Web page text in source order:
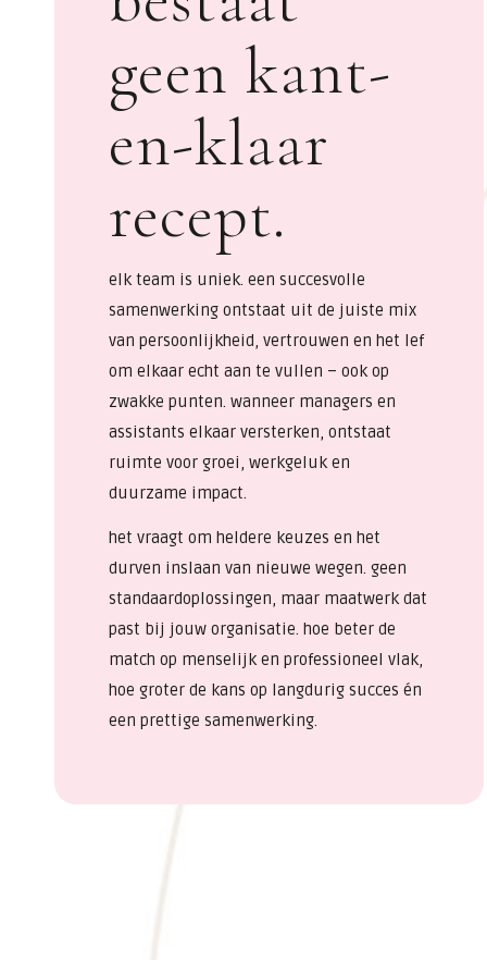
geen kant-
en-klaar
recept.
elk team is uniek. een succesvolle
samenwerking ontstaat uit de juiste mix
van persoonlijkheid, vertrouwen en het lef
om elkaar echt aan te vullen – ook op
zwakke punten. wanneer managers en
assistants elkaar versterken, ontstaat
ruimte voor groei, werkgeluk en
duurzame impact.
het vraagt om heldere keuzes en het
durven inslaan van nieuwe wegen. geen
standaardoplossingen, maar maatwerk dat
past bij jouw organisatie. hoe beter de
match op menselijk en professioneel vlak,
hoe groter de kans op langdurig succes én
een prettige samenwerking.